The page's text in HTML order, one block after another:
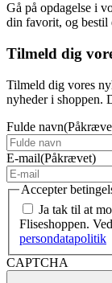
Gå på opdagelse i
din favorit, og bestil
Tilmeld dig
Tilmeld dig vores
nyheder i shoppen.
Fulde navn
E-mail(Påkrævet)
Accepter
Ja tak til at
Fliseshoppen.
persondatapolitik
CAPTCHA